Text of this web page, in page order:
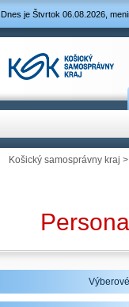
Dnes je Štvrtok 06.08.2026,
Košický samosprávny kraj >